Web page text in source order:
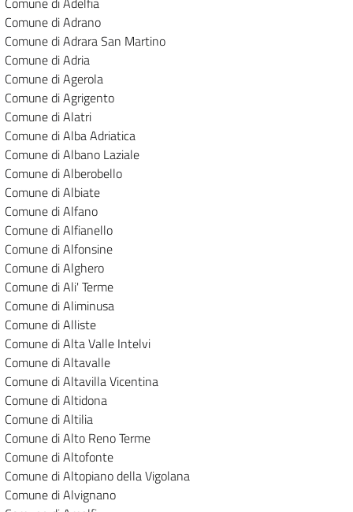
Comune di Adrano
Comune di Adrara San Martino
Comune di Adria
Comune di Agerola
Comune di Agrigento
Comune di Alatri
Comune di Alba Adriatica
Comune di Albano Laziale
Comune di Alberobello
Comune di Albiate
Comune di Alfano
Comune di Alfianello
Comune di Alfonsine
Comune di Alghero
Comune di Ali' Terme
Comune di Aliminusa
Comune di Alliste
Comune di Alta Valle Intelvi
Comune di Altavalle
Comune di Altavilla Vicentina
Comune di Altidona
Comune di Altilia
Comune di Alto Reno Terme
Comune di Altofonte
Comune di Altopiano della Vigolana
Comune di Alvignano